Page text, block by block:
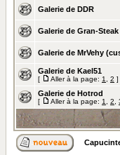
Galerie de DDR
Galerie de Gran-Steak
Galerie de MrVehy
Galerie de Kael51
[ Aller à la page: 1 2 ]
Galerie de Hotrod
[ Aller à la page: 1 2